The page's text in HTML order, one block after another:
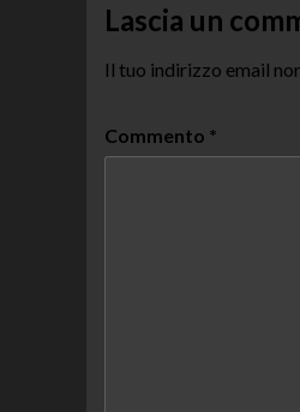
Lascia un
Il tuo indirizzo email
Commento *